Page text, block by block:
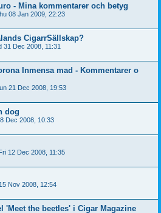
- Mina kommentarer och betyg
08 Jan 2009, 22:23
CigarrSällskap?
31 Dec 2008, 11:31
Inmensa mad - Kommentarer o
21 Dec 2008, 19:53
dog
Dec 2008, 10:33
12 Dec 2008, 11:35
Nov 2008, 12:54
'Meet the beetles' i Cigar Magazine